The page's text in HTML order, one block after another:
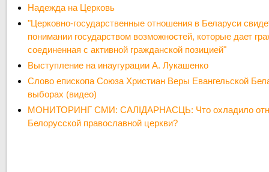
Надежда на Церковь
"Церковно-государственные отношения в Беларуси
понимании государством возможностей, которые дает
соединенная с активной гражданской позицией"
Выступление на инаугурации А. Лукашенко
Слово епископа Союза Христиан Веры Евангельской
выборах (видео)
МОНИТОРИНГ СМИ: САЛІДАРНАСЦЬ: Что охладило
Белорусской православной церкви?